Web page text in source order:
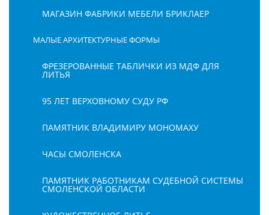
МАГАЗИН ФАБРИКИ МЕБЕЛИ БРИКЛАЕР
МАЛЫЕ АРХИТЕКТУРНЫЕ ФОРМЫ
ФРЕЗЕРОВАННЫЕ ТАБЛИЧКИ ИЗ МДФ ДЛЯ
ЛИТЬЯ
95 ЛЕТ ВЕРХОВНОМУ СУДУ РФ
ПАМЯТНИК ВЛАДИМИРУ МОНОМАХУ
ЧАСЫ СМОЛЕНСКА
ПАМЯТНИК РАБОТНИКАМ СУДЕБНОЙ СИСТЕМЫ
СМОЛЕНСКОЙ ОБЛАСТИ